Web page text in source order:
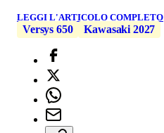
LEGGI L'ARTICOLO COMPLETO
Versys 650 Kawasaki 2027